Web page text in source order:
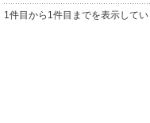
1件目から1件目までを表示して